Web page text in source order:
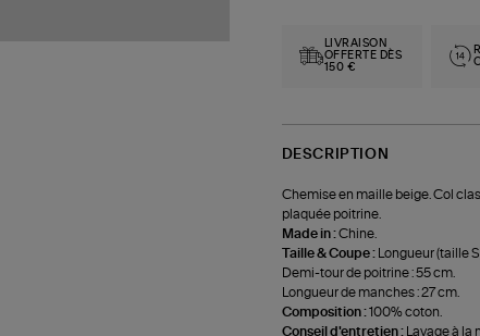
LIVRAISON
OFFERTE DÈS
150 €
DESCRIPTION
Chemise en maille beige. Col
plaquée poitrine.
Made in :Chine.
Taille & Coupe :
Longueur (taille
Demi-tour de poitrine : 55 cm.
Longueur de manches : 27 cm.
Composition :100% coton.
Conseil d'entretien :
Lavage à la